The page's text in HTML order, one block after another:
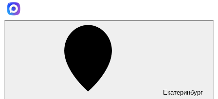
Екатеринбург